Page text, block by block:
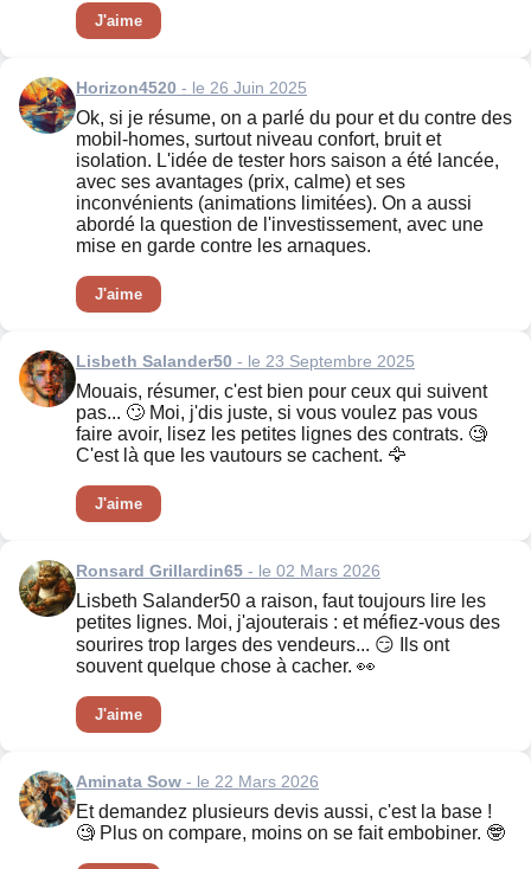
J'aime
Horizon4520 - le 26 Juin 2025
Ok, si je résume, on a parlé du pour et du contre des
mobil-homes, surtout niveau confort, bruit et
isolation. L'idée de tester hors saison a été lancée,
avec ses avantages (prix, calme) et ses
inconvénients (animations limitées). On a aussi
abordé la question de l'investissement, avec une
mise en garde contre les arnaques.
J'aime
Lisbeth Salander50 - le 23 Septembre 2025
Mouais, résumer, c'est bien pour ceux qui suivent
pas... 🙄 Moi, j'dis juste, si vous voulez pas vous
faire avoir, lisez les petites lignes des contrats. 🧐
C'est là que les vautours se cachent. 🦅
J'aime
Ronsard Grillardin65 - le 02 Mars 2026
Lisbeth Salander50 a raison, faut toujours lire les
petites lignes. Moi, j'ajouterais : et méfiez-vous des
sourires trop larges des vendeurs... 😏 Ils ont
souvent quelque chose à cacher. 👀
J'aime
Aminata Sow - le 22 Mars 2026
Et demandez plusieurs devis aussi, c'est la base !
🧐 Plus on compare, moins on se fait embobiner. 🤓